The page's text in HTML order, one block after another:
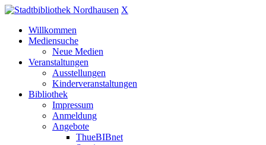
X
Willkommen
Mediensuche
Neue Medien
Veranstaltungen
Ausstellungen
Kinderveranstaltungen
Bibliothek
Impressum
Anmeldung
Angebote
ThueBIBnet